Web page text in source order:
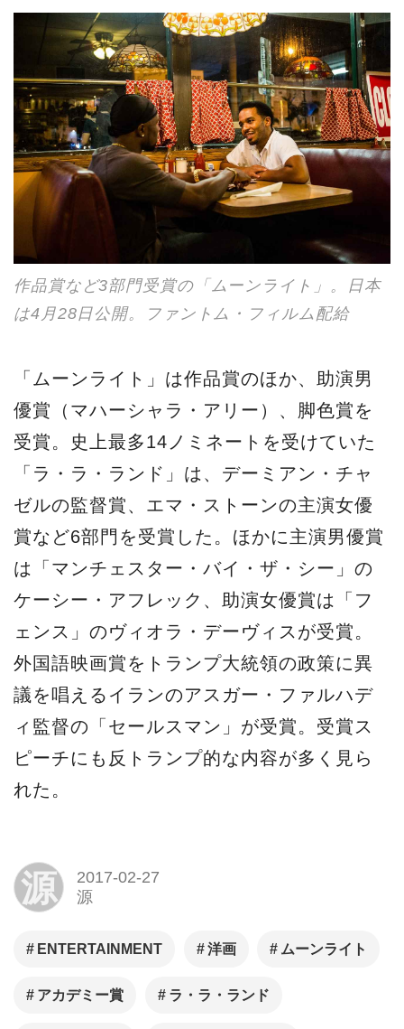
作品賞など3部門受賞の「ムーンライト」。日本
は4月28日公開。ファントム・フィルム配給
「ムーンライト」は作品賞のほか、助演男
優賞（マハーシャラ・アリー）、脚色賞を
受賞。史上最多14ノミネートを受けていた
「ラ・ラ・ランド」は、デーミアン・チャ
ゼルの監督賞、エマ・ストーンの主演女優
賞など6部門を受賞した。ほかに主演男優賞
は「マンチェスター・バイ・ザ・シー」の
ケーシー・アフレック、助演女優賞は「フ
ェンス」のヴィオラ・デーヴィスが受賞。
外国語映画賞をトランプ大統領の政策に異
議を唱えるイランのアスガー・ファルハデ
ィ監督の「セールスマン」が受賞。受賞ス
ピーチにも反トランプ的な内容が多く見ら
れた。
源
2017-02-27
源
ENTERTAINMENT 洋画 ムーンライト
アカデミー賞 ラ・ラ・ランド